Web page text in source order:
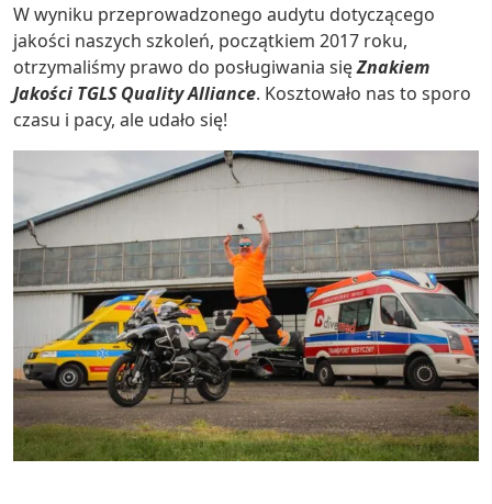
W wyniku przeprowadzonego audytu dotyczącego
jakości naszych szkoleń, początkiem 2017 roku,
otrzymaliśmy prawo do posługiwania sięZnakiem
Jakości TGLS Quality Alliance. Kosztowało nas to sporo
czasu i pacy, ale udało się!